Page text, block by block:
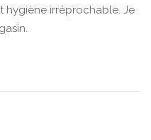
hygiène irréprochable. Je